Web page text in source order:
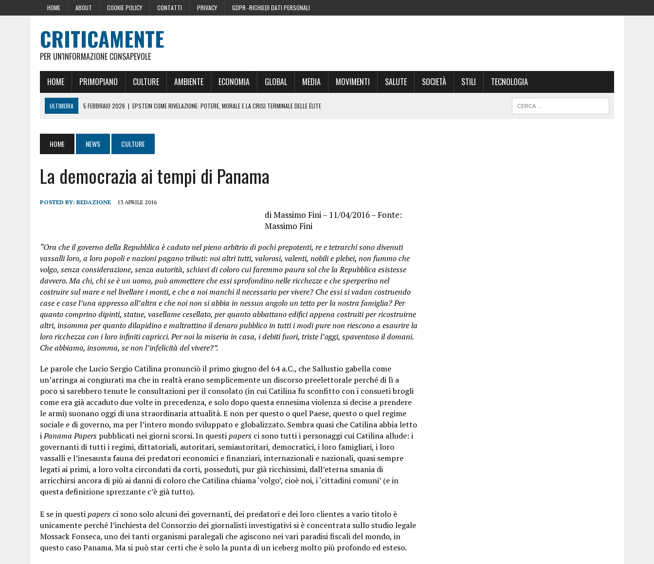
HOME ABOUT COOKIE POLICY CONTATTI PRIVACY GDPR -RICHIEDI DATI PERSONALI
CRITICAMENTE
PER UN'INFORMAZIONE CONSAPEVOLE
HOME PRIMOPIANO CULTURE AMBIENTE ECONOMIA GLOBAL MEDIA MOVIMENTI SALUTE SOCIETÀ STILI TECNOLOGIA
ULTIMORA 5 FEBBRAIO 2026 | EPSTEIN COME RIVELAZIONE: POTERE, MORALE E LA CRISI TERMINALE DELLE ÉLITE
29 AGOSTO 2024 | LE PRESSIONI DELLA CASA BIANCA PER LA CENSURA SUL WEB
22 GIUGNO 2026
SOPRA LE NOSTRE TESTE: PERCHÉ CHIAMARLE “SCIE DI CONDENSA” NEL 2026 È UNA MENZOGNA
HOME NEWS CULTURE
La democrazia ai tempi di Panama
POSTED BY: REDAZIONE 13 APRILE 2016
di Massimo Fini – 11/04/2016 –Fonte:
Massimo Fini
“Ora che il governo della Repubblica è caduto nel pieno arbitrio di pochi prepotenti, re e tetrarchi sono divenuti
vassalli loro, a loro popoli e nazioni pagano tributi: noi altri tutti, valorosi, valenti, nobili e plebei, non fummo che
volgo, senza considerazione, senza autorità, schiavi di coloro cui faremmo paura sol che la Repubblica esistesse
davvero. Ma chi, chi se è un uomo, può ammettere che essi sprofondino nelle ricchezze e che sperperino nel
costruire sul mare e nel livellare i monti, e che a noi manchi il necessario per vivere? Che essi si vadan costruendo
case e case l’una appresso all’altra e che noi non si abbia in nessun angolo un tetto per la nostra famiglia? Per
quanto comprino dipinti, statue, vasellame cesellato, per quanto abbattano edifici appena costruiti per ricostruirne
altri, insomma per quanto dilapidino e maltrattino il denaro pubblico in tutti i modi pure non riescono a esaurire la
loro ricchezza con i loro infiniti capricci. Per noi la miseria in casa, i debiti fuori, triste l’oggi, spaventoso il domani.
Che abbiamo, insomma, se non l’infelicità del vivere?”.
Le parole che Lucio Sergio Catilina pronunciò il primo giugno del 64 a.C., che Sallustio gabella come
un’arringa ai congiurati ma che in realtà erano semplicemente un discorso preelettorale perché di lì a
poco si sarebbero tenute le consultazioni per il consolato (in cui Catilina fu sconfitto con i consueti brogli
come era già accaduto due volte in precedenza, e solo dopo questa ennesima violenza si decise a prendere
le armi) suonano oggi di una straordinaria attualità. E non per questo o quel Paese, questo o quel regime
sociale e di governo, ma per l’intero mondo sviluppato e globalizzato. Sembra quasi che Catilina abbia letto
iPanama Papers pubblicati nei giorni scorsi. In questipapers ci sono tutti i personaggi cui Catilina allude: i
governanti di tutti i regimi, dittatoriali, autoritari, semiautoritari, democratici, i loro famigliari, i loro
vassalli e l’inesausta fauna dei predatori economici e finanziari, internazionali e nazionali, quasi sempre
legati ai primi, a loro volta circondati da corti, posseduti, pur già ricchissimi, dall’eterna smania di
arricchirsi ancora di più ai danni di coloro che Catilina chiama ‘volgo’, cioè noi, i ‘cittadini comuni’ (e in
questa definizione sprezzante c’è già tutto).
E se in questipapers ci sono solo alcuni dei governanti, dei predatori e dei loro clientes a vario titolo è
unicamente perché l’inchiesta del Consorzio dei giornalisti investigativi si è concentrata sullo studio legale
Mossack Fonseca, uno dei tanti organismi paralegali che agiscono nei vari paradisi fiscali del mondo, in
questo caso Panama. Ma si può star certi che è solo la punta di un iceberg molto più profondo ed esteso.